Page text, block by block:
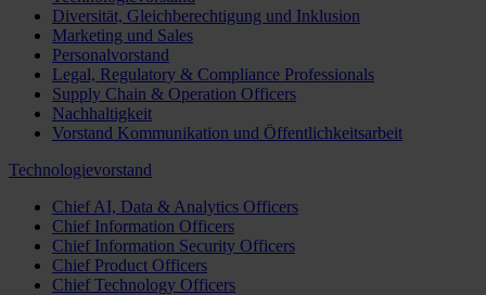
Diversität, Gleichberechtigung und Inklusion
Marketing und Sales
Personalvorstand
Legal, Regulatory & Compliance Professionals
Supply Chain & Operation Officers
Nachhaltigkeit
Vorstand Kommunikation und Öffentlichkeitsarbeit
Technologievorstand
Chief AI, Data & Analytics Officers
Chief Information Officers
Chief Information Security Officers
Chief Product Officers
Chief Technology Officers